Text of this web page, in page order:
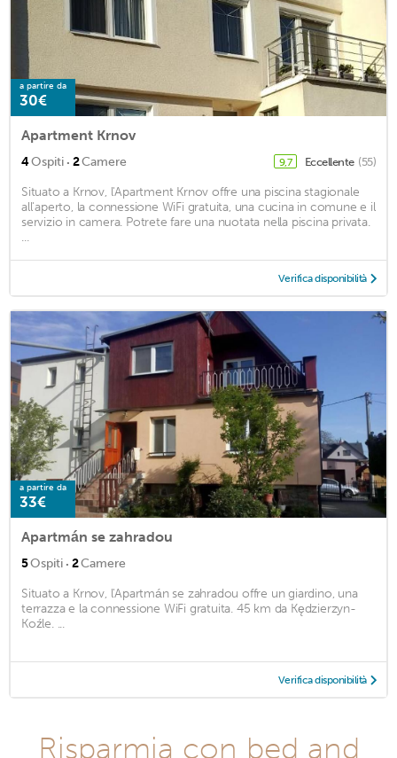
a partire da
30€
Apartment Krnov
4Ospiti · 2Camere 9,7 Eccellente (55)
Situato a Krnov, l'Apartment Krnov offre una piscina stagionale
all'aperto, la connessione WiFi gratuita, una cucina in comune e il
servizio in camera. Potrete fare una nuotata nella piscina privata.
...
Verifica disponibilità
a partire da
33€
Apartmán se zahradou
5Ospiti · 2Camere
Situato a Krnov, l'Apartmán se zahradou offre un giardino, una
terrazza e la connessione WiFi gratuita. 45 km da Kędzierzyn-
Koźle. ...
Verifica disponibilità
Risparmia con bed and